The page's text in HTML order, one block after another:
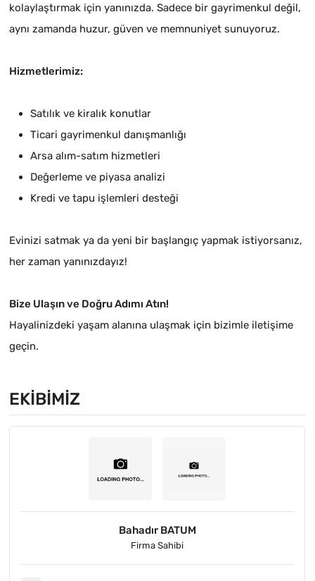
kolaylaştırmak için yanınızda. Sadece bir gayrimenkul değil,
aynı zamanda huzur, güven ve memnuniyet sunuyoruz.
Hizmetlerimiz:
Satılık ve kiralık konutlar
Ticari gayrimenkul danışmanlığı
Arsa alım-satım hizmetleri
Değerleme ve piyasa analizi
Kredi ve tapu işlemleri desteği
Evinizi satmak ya da yeni bir başlangıç yapmak istiyorsanız,
her zaman yanınızdayız!
Bize Ulaşın ve Doğru Adımı Atın!
Hayalinizdeki yaşam alanına ulaşmak için bizimle iletişime
geçin.
EKIBIMIZ
Bahadır BATUM
Firma Sahibi